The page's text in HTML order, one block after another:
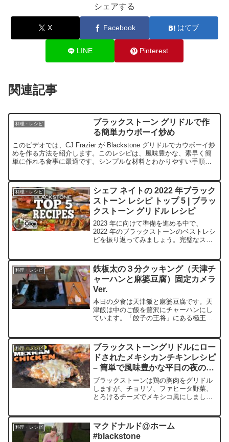
シェアする
X Facebook はてブ
LINE Pinterest
関連記事
料理・レシピ
ブラックストーン グリドルで作
る簡単カウボーイ炒め
このビデオでは、CJ Frazier が Blackstone グリドルでカウボーイ炒
めを作る方法を紹介します。このレシピは、風味豊かな、素早く簡
単に作れる食事に最適です。シンプルな材料とわかりやすい手順だ
料理・レシピ
シェフ ネイトの 2022 年ブラック
ストーン レシピ トップ 5 | ブラッ
クストーン グリドル レシピ
2023 年に向けて準備を進める中で、
2022 年のブラックストーンのベストレシ
ピを振り返ってみましょう。完璧なステ
の料理はファンに絶対的な人気を博しま
した。#ブラ...
料理・レシピ
鉄板太の３分クッキング（天津チ
ャーハンと麻婆豆腐）固定カメラ
Ver.
本日の夕食は天津飯と麻婆豆腐です。天
津飯は中のご飯を贅沢にチャーハンにし
ています。「餃子の王将」にある極王天
ちろんカニカマです。甘酢あんかけは別
鍋で事前に調理済みのもの...
料理・レシピ
ブラックストーングリドルにロー
ドされたメキシカンチキンレシピ
– 簡単で風味豊かな平日の夜の食
事!
ブラックストーンは鶏の胸肉をグリドル
しますが、チョリソ、ファヒータ野菜、
とろけるチーズでメキシコ風にしましょ
#chicken #gridd...
料理・レシピ
マクドナルド@ホーム
#blackstone